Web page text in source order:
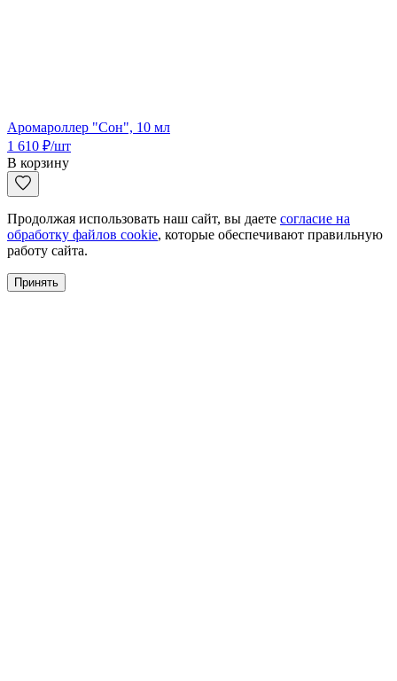
Аромароллер "Сон", 10 мл
1 610 ₽/шт
В корзину
Продолжая использовать наш сайт, вы даете согласие на
обработку файлов cookie, которые обеспечивают правильную
работу сайта.
Принять